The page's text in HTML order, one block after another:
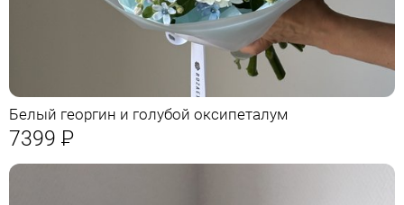
Белый георгин и голубой оксипеталум
7399 Р